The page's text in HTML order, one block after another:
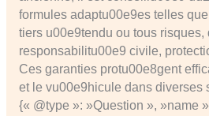
formules adaptu00e9es telles
tiers u00e9tendu ou tous risques,
responsabilitu00e9 civile,
Ces garanties protu00e8gent
et le vu00e9hicule dans diverses
{« @type »: »Question », »name